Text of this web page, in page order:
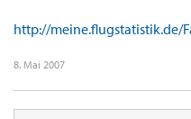
http://meine.flugstatistik.de/
8. Mai 2007